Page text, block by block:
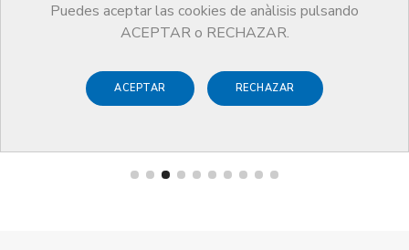
Puedes aceptar las cookies de anàlisis pulsando
ACEPTAR o RECHAZAR.
ACEPTAR RECHAZAR
Ocio y Cultura Espectáculos
Deportes y